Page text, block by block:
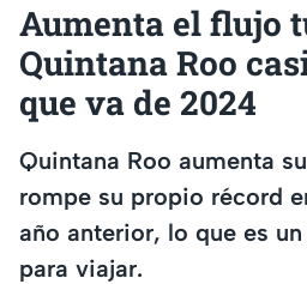
Aumenta el flujo
Quintana Roo
que va de 2024
Quintana Roo aumenta
rompe su propio récord
año anterior, lo que es
para viajar.